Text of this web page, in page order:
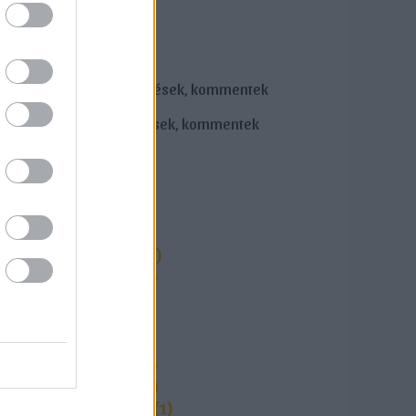
bejegyzések, kommentek
bejegyzések, kommentek
2025 január
1)
2024 február
)
2021 május
)
2020 október
)
(1)